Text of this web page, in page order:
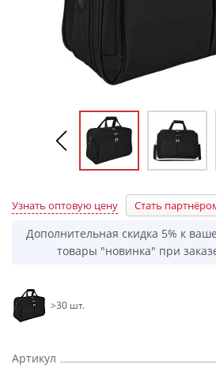
Узнать оптовую цену Стать
Дополнительная скидка 5% к
товары "новинка" при
>30 шт.
Артикул